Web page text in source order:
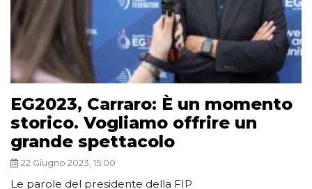
EG2023, Carraro: È un momento
storico. Vogliamo offrire un
grande spettacolo
22 Giugno 2023, 15:00
Le parole del presidente della FIP